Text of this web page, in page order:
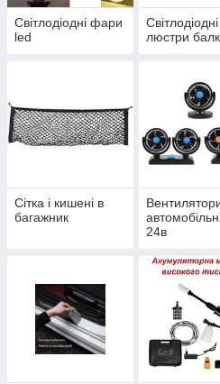
Світлодіодні фари
led
Світлодіодні
люстри
Сітка і кишені в
багажник
24в